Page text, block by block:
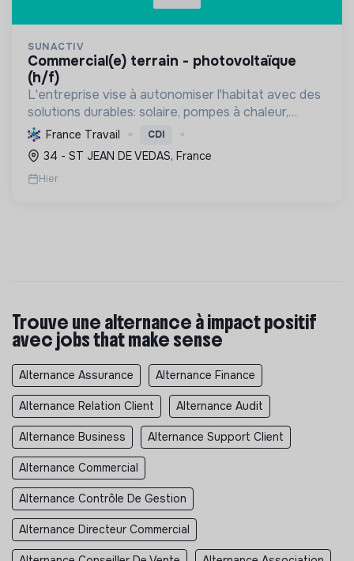
SUNACTIV
commercial(e) terrain - photovoltaïque
(h/f)
L'entreprise vise à autonomiser l'habitat avec des
solutions durables: solaire, pompes à chaleur,
isolation, etc. Elle aide à réduire l'empreinte
carbone et les factures énergétiques. Elle détient
le ...
France Travail CDI
34 - ST JEAN DE VEDAS, France
Hier
Trouve une alternance à impact positif
avec jobs that make sense
Alternance Assurance Alternance Finance
Alternance Relation Client Alternance Audit
Alternance Business Alternance Support Client
Alternance Commercial
Alternance Contrôle De Gestion
Alternance Directeur Commercial